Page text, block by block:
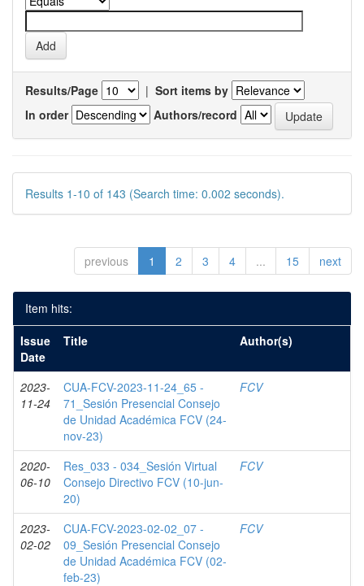
Results/Page | Sort items by
In order
Authors/record
Results 1-10 of 143 (Search time: 0.002 seconds).
previous 1 2 3 4 ... 15 next
Item hits:
Issue
Date
Title Author(s)
2023-
11-24
CUA-FCV-2023-11-24_65 -
71_Sesión Presencial Consejo
de Unidad Académica FCV (24-
nov-23)
FCV
2020-
06-10
Res_033 - 034_Sesión Virtual
Consejo Directivo FCV (10-jun-
20)
FCV
2023-
02-02
CUA-FCV-2023-02-02_07 -
09_Sesión Presencial Consejo
de Unidad Académica FCV (02-
feb-23)
FCV